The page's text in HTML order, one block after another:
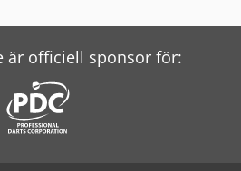
är officiell sponsor för: